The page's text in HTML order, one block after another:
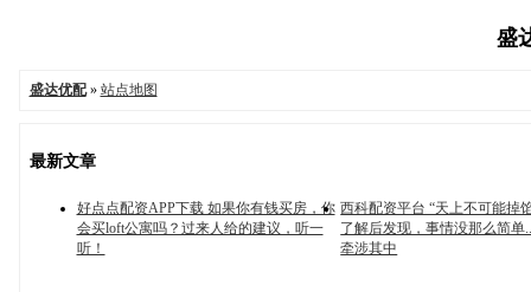
盛
盛达优配» 站点地图
最新文章
好点点配资APP下载 如果你有钱买房，你
会买loft公寓吗？过来人给的建议，听一
听！
西科配资平台 “天上不可能掉
了解后发现，事情没那么简单
牵涉其中